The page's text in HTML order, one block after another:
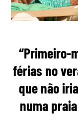
“Primeiro-
férias no
que não
numa